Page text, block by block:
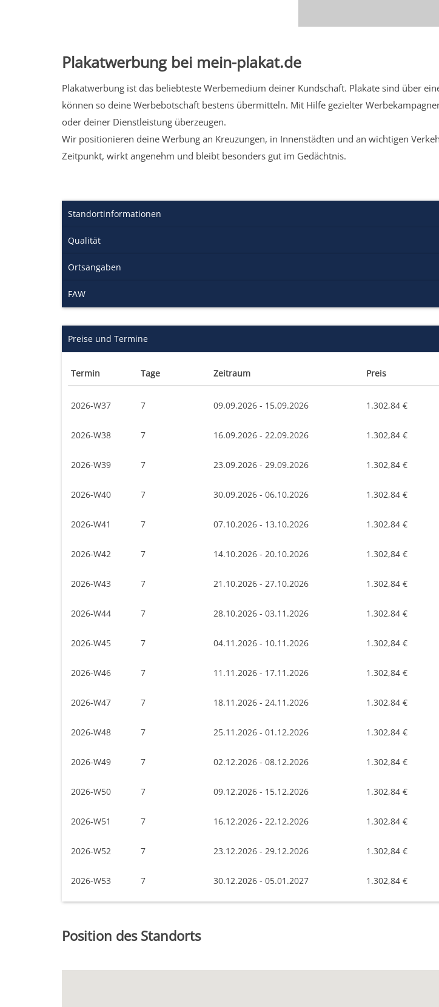
Plakatwerbung bei mein-plakat.de
Plakatwerbung ist das beliebteste Werbemedium deiner Kundschaft. Plakate sind über
können so deine Werbebotschaft bestens übermitteln. Mit Hilfe gezielter
oder deiner Dienstleistung überzeugen.
Wir positionieren deine Werbung an Kreuzungen, in Innenstädten und an wichtigen
Zeitpunkt, wirkt angenehm und bleibt besonders gut im Gedächtnis.
Standortinformationen
Qualität
Ortsangaben
FAW
Preise und Termine
Termin Tage Zeitraum Preis
2026-W37 7 09.09.2026 - 15.09.2026 1.302,84 €
2026-W38 7 16.09.2026 - 22.09.2026 1.302,84 €
2026-W39 7 23.09.2026 - 29.09.2026 1.302,84 €
2026-W40 7 30.09.2026 - 06.10.2026 1.302,84 €
2026-W41 7 07.10.2026 - 13.10.2026 1.302,84 €
2026-W42 7 14.10.2026 - 20.10.2026 1.302,84 €
2026-W43 7 21.10.2026 - 27.10.2026 1.302,84 €
2026-W44 7 28.10.2026 - 03.11.2026 1.302,84 €
2026-W45 7 04.11.2026 - 10.11.2026 1.302,84 €
2026-W46 7 11.11.2026 - 17.11.2026 1.302,84 €
2026-W47 7 18.11.2026 - 24.11.2026 1.302,84 €
2026-W48 7 25.11.2026 - 01.12.2026 1.302,84 €
2026-W49 7 02.12.2026 - 08.12.2026 1.302,84 €
2026-W50 7 09.12.2026 - 15.12.2026 1.302,84 €
2026-W51 7 16.12.2026 - 22.12.2026 1.302,84 €
2026-W52 7 23.12.2026 - 29.12.2026 1.302,84 €
2026-W53 7 30.12.2026 - 05.01.2027 1.302,84 €
Position des Standorts